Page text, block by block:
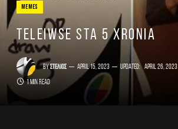
MEMES
teleiwse sta 5 xronia
By Στέλιος April 15, 2023 Updated: April 26, 2023
1 Min Read